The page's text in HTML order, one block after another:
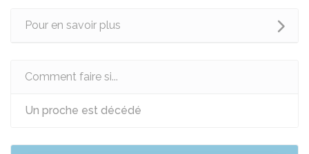
Pour en savoir plus
Comment faire si...
Un proche est décédé